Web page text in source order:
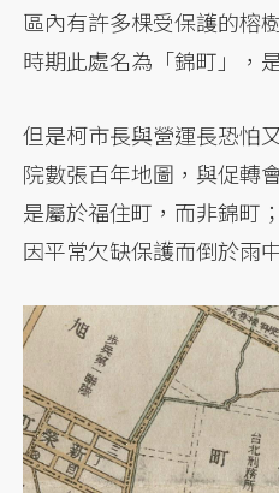
區內有許多棵受保護的榕
時期此處名為「錦町」，
但是柯市長與營運長恐怕
院數張百年地圖，與促轉
是屬於福住町，而非錦町
因平常欠缺保護而倒於雨